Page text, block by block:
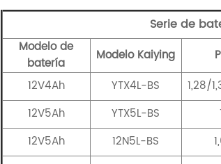
Serie de
Modelo de
batería
Modelo Kaiying
12V4Ah
YTX4L-BS 1,28/
12V5Ah
YTX5L-BS
12V5Ah
12N5L-BS